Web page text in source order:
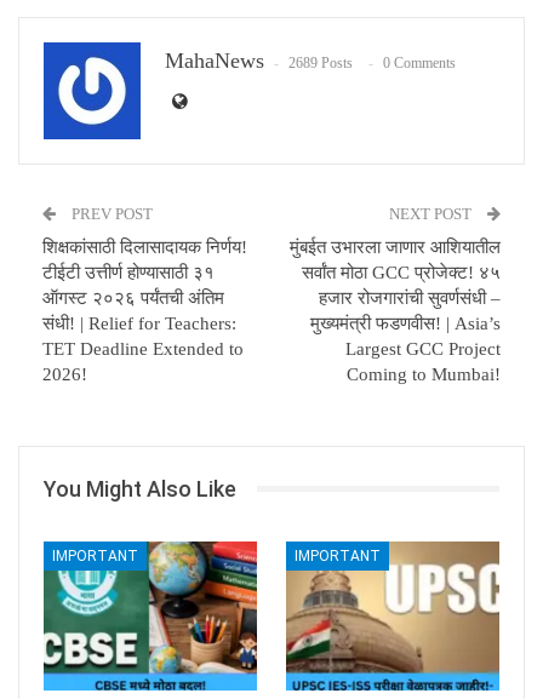
MahaNews 2689 Posts 0 Comments
PREV POST
शिक्षकांसाठी दिलासादायक निर्णय!
टीईटी उत्तीर्ण होण्यासाठी ३१
ऑगस्ट २०२६ पर्यंतची अंतिम
संधी! | Relief for Teachers:
TET Deadline Extended to
2026!
NEXT POST
मुंबईत उभारला जाणार आशियातील
सर्वांत मोठा GCC प्रोजेक्ट! ४५
हजार रोजगारांची सुवर्णसंधी –
मुख्यमंत्री फडणवीस! | Asia’s
Largest GCC Project
Coming to Mumbai!
You Might Also Like
IMPORTANT IMPORTANT